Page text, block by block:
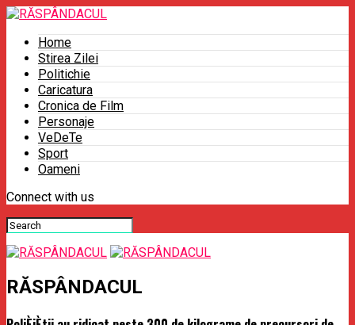
Home
Stirea Zilei
Politichie
Caricatura
Cronica de Film
Personaje
VeDeTe
Sport
Oameni
Connect with us
RĂSPÂNDACUL